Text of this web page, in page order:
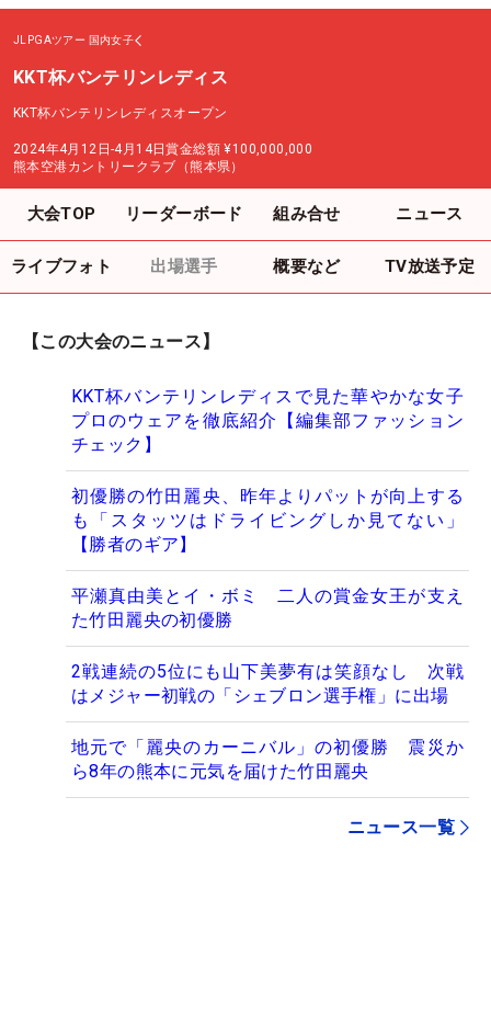
JLPGAツアー 国内女子
KKT杯バンテリンレディス
KKT杯バンテリンレディスオープン
2024年4月12日-4月14日賞金総額 ¥100,000,000
熊本空港カントリークラブ（熊本県）
大会TOP リーダーボード 組み合せ ニュース
ライブフォト 出場選手 概要など TV放送予定
【この大会のニュース】
KKT杯バンテリンレディスで見た華やかな女子
プロのウェアを徹底紹介【編集部ファッション
チェック】
初優勝の竹田麗央、昨年よりパットが向上する
も「スタッツはドライビングしか見てない」
【勝者のギア】
平瀬真由美とイ・ボミ 二人の賞金女王が支え
た竹田麗央の初優勝
2戦連続の5位にも山下美夢有は笑顔なし 次戦
はメジャー初戦の「シェブロン選手権」に出場
地元で「麗央のカーニバル」の初優勝 震災か
ら8年の熊本に元気を届けた竹田麗央
ニュース一覧